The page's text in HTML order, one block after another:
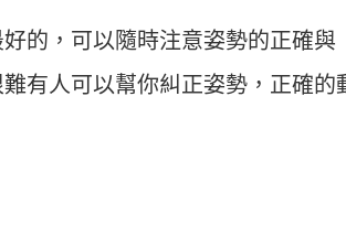
的，可以隨時注意姿勢的正確與
有人可以幫你糾正姿勢，正確的